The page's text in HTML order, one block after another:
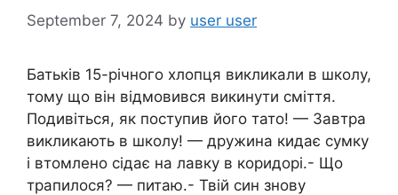
September 7, 2024 by user user
Батьків 15-річного хлопця викликали в школу,
тому що він відмовився викинути сміття.
Подивіться, як поступив його тато! — Завтра
викликають в школу! — дружина кидає сумку
і втомлено сідає на лавку в коридорі.- Що
трапилося? — питаю.- Твій син знову